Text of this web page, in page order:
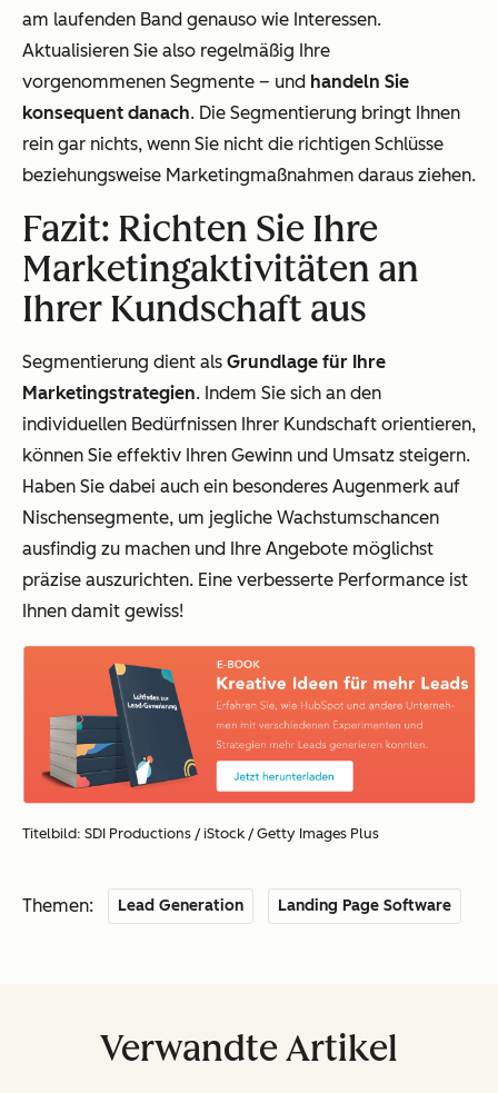
am laufenden Band genauso wie Interessen.
Aktualisieren Sie also regelmäßig Ihre
vorgenommenen Segmente – und handeln Sie
konsequent danach. Die Segmentierung bringt Ihnen
rein gar nichts, wenn Sie nicht die richtigen Schlüsse
beziehungsweise Marketingmaßnahmen daraus ziehen.
Fazit: Richten Sie Ihre
Marketingaktivitäten an
Ihrer Kundschaft aus
Segmentierung dient als Grundlage für Ihre
Marketingstrategien. Indem Sie sich an den
individuellen Bedürfnissen Ihrer Kundschaft orientieren,
können Sie effektiv Ihren Gewinn und Umsatz steigern.
Haben Sie dabei auch ein besonderes Augenmerk auf
Nischensegmente, um jegliche Wachstumschancen
ausfindig zu machen und Ihre Angebote möglichst
präzise auszurichten. Eine verbesserte Performance ist
Ihnen damit gewiss!
Titelbild: SDI Productions / iStock / Getty Images Plus
Themen: Lead Generation Landing Page Software
Verwandte Artikel